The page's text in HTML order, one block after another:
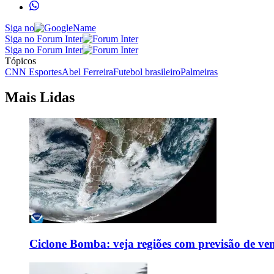
Siga no
Siga no Forum Inter
Siga no Forum Inter
Tópicos
CNN EsportesAbel FerreiraFutebol brasileiroPalmeiras
Mais Lidas
Ciclone Bomba: veja regiões com previsão de